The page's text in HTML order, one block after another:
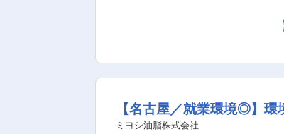
予算にあわせて、バリエーションある紹介ができます。 ■新規営業／ノルマ無
いています。 また、営業数字
家が所属しチームで連携して
想の住まいを実現します。（情報共有ができ有給も取りやすい
【名古屋／就業環境◎】
ミヨシ油脂株式会社